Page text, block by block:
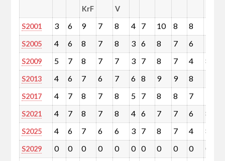
KrF
V
S2001 3 6 9 7 8 4 7 10 8 8
S2005 4 6 8 7 8 3 6 8 7 6
S2009 5 7 8 7 7 3 7 8 7 4 8
S2013 4 6 7 6 7 6 8 9 9 8
S2017 4 7 8 7 8 5 7 8 8 7
S2021 4 7 8 7 8 4 6 7 7 6 8
S2025 4 6 7 6 6 3 7 8 7 4 8
S2029 0 0 0 0 0 0 0 0 0 0 0